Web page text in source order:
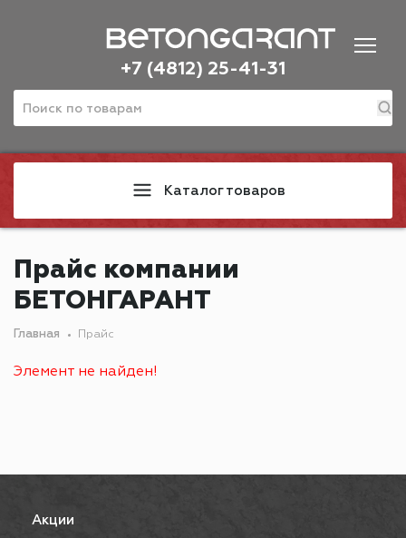
+7 (4812) 25-41-31
Каталог товаров
Прайс компании
БЕТОНГАРАНТ
Главная Прайс
Элемент не найден!
Акции